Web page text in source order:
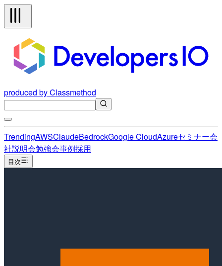
produced by Classmethod
TrendingAWSClaudeBedrockGoogle CloudAzureセミナー会
社説明会勉強会事例採用
目次